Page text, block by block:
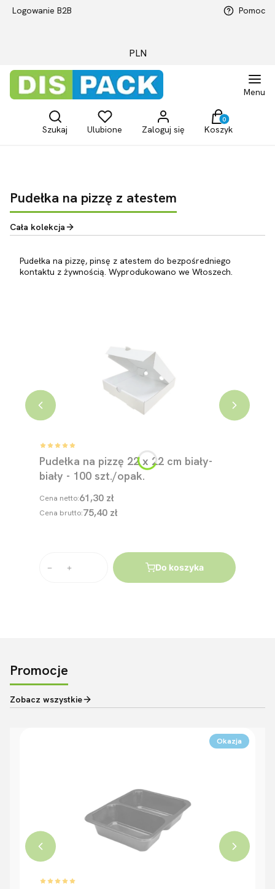
Logowanie B2B Pomoc
PLN
Menu
Otwórz wyszukiwarkę
Szukaj
Ulubione Zaloguj się
Produkty w
Koszyk
Pudełka na pizzę z atestem
Cała kolekcja
Pudełka na pizzę, pinsę z atestem do bezpośredniego
kontaktu z żywnością. Wyprodukowano we Włoszech.
Pudełka na pizzę 22 x 22 cm biały-
biały - 100 szt./opak.
Cena netto:61,30 zł
Cena brutto:75,40 zł
Do koszyka
Promocje
Zobacz wszystkie
Okazja